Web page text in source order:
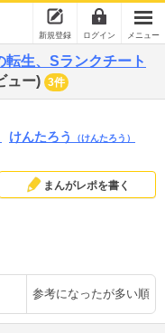
新規登録 ログイン メニュー
生、Sランクチート
ュー) 3件
けんたろう （けんたろう）
まんがレポを書く
参考になったが多い順